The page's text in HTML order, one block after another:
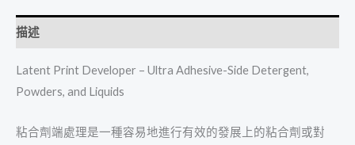
描述
Latent Print Developer – Ultra Adhesive-Side Detergent,
Powders, and Liquids
粘合劑端處理是一種容易地進行有效的發展上的粘合劑或對